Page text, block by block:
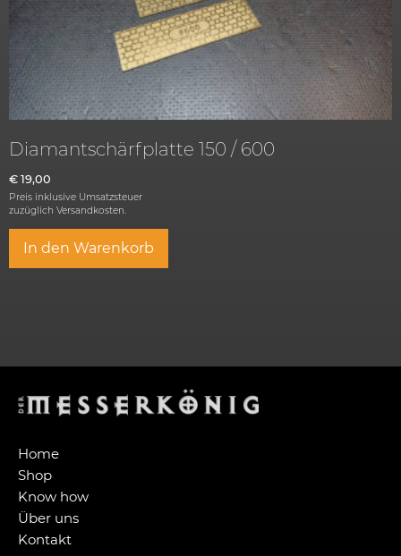
Diamantschärfplatte 150 / 600
€ 19,00
Preis inklusive Umsatzsteuer
zuzüglich Versandkosten.
In den Warenkorb
Home
Shop
Know how
Über uns
Kontakt